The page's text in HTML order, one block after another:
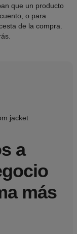
que un producto
o para
de la compra.
a
más